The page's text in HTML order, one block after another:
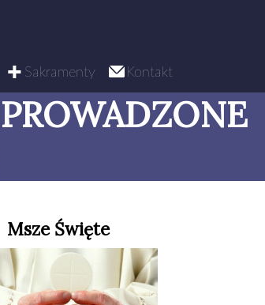
Sakramenty Kontakt
Msze Święte